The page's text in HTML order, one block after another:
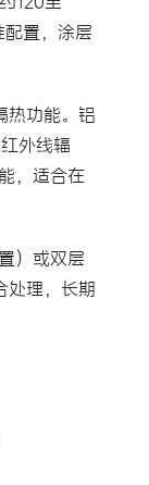
置，涂层
热功能。铝
外线辐
，适合在
）或双层
处理，长期